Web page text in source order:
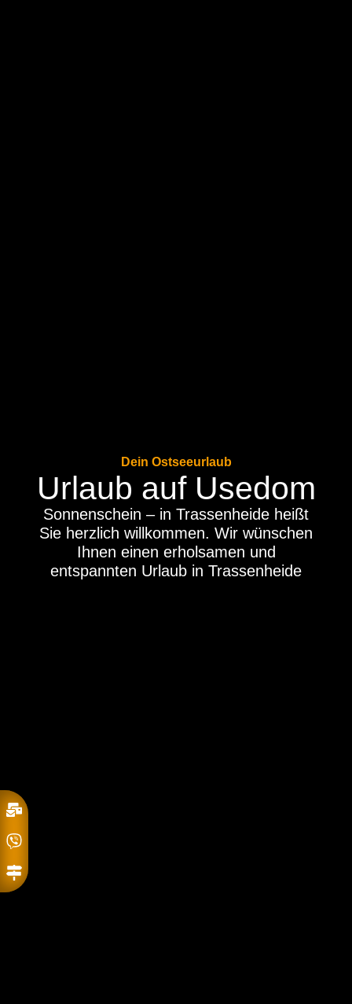
Dein Ostseeurlaub
Urlaub auf Usedom
Sonnenschein – in Trassenheide heißt
Sie herzlich willkommen. Wir wünschen
Ihnen einen erholsamen und
entspannten Urlaub in Trassenheide